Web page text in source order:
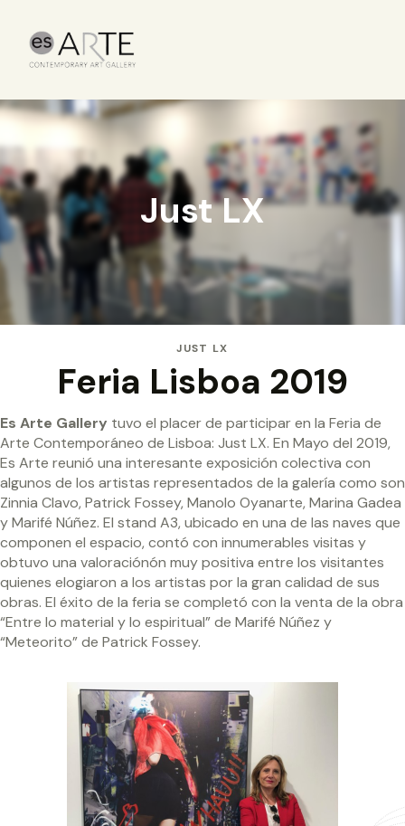
Just LX
JUST LX
Feria Lisboa 2019
Es Arte Gallery tuvo el placer de participar en la Feria de
Arte Contemporáneo de Lisboa: Just LX. En Mayo del 2019,
Es Arte reunió una interesante exposición colectiva con
algunos de los artistas representados de la galería como son
Zinnia Clavo, Patrick Fossey, Manolo Oyanarte, Marina Gadea
y Marifé Núñez. El stand A3, ubicado en una de las naves que
componen el espacio, contó con innumerables visitas y
obtuvo una valoraciónón muy positiva entre los visitantes
quienes elogiaron a los artistas por la gran calidad de sus
obras. El éxito de la feria se completó con la venta de la obra
“Entre lo material y lo espiritual” de Marifé Núñez y
“Meteorito” de Patrick Fossey.